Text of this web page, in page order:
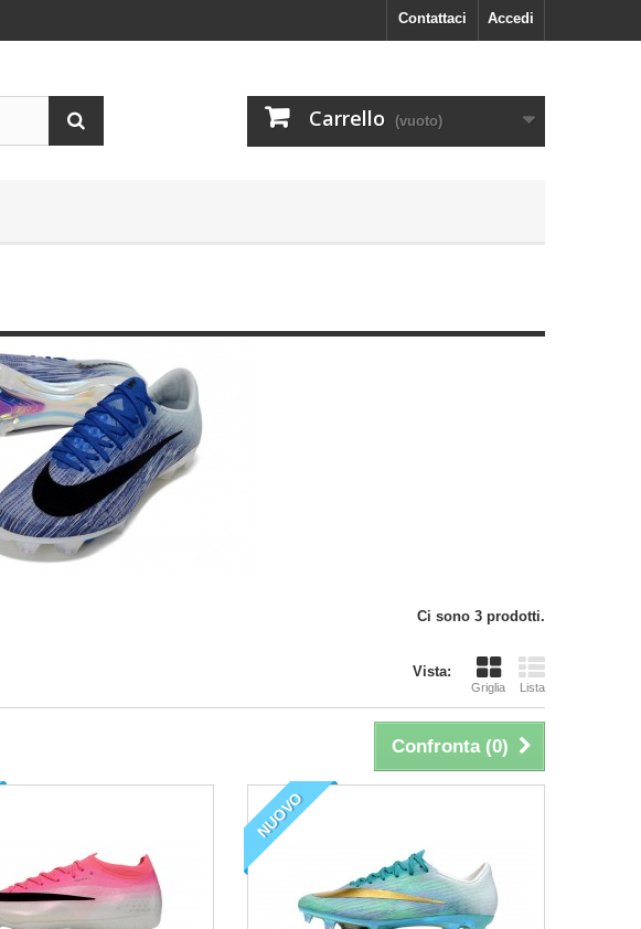
Accedi
Contattaci
Carrello (vuoto)
Ci sono 3 prodotti.
Vista:
Griglia Lista
Confronta (0)
NUOVO